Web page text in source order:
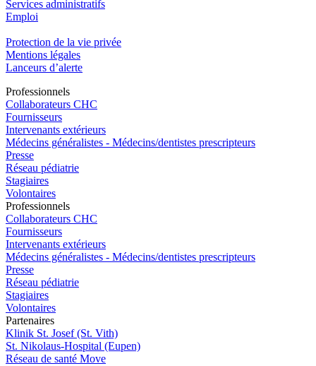
Services administratifs
Emploi​
Protection de la vie privée
Mentions légales
Lanceurs d’alerte
Professionnels
Collaborateurs CHC
Fournisseurs
Intervenants extérieurs
Médecins généralistes - Médecins/dentistes prescripteurs
Presse
Réseau pédiatrie
Stagiaires
Volontaires
Professionnels
Collaborateurs CHC
Fournisseurs
Intervenants extérieurs
Médecins généralistes - Médecins/dentistes prescripteurs
Presse
Réseau pédiatrie
Stagiaires
Volontaires
Partenaires
Klinik St. Josef (St. Vith)
St. Nikolaus-Hospital (Eupen)
Réseau de santé Move